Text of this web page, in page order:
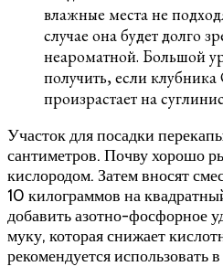
влажные места не
случае она будет долго
неароматной. Большой
получить, если клубника
произрастает на
Участок для посадки
сантиметров. Почву хорошо
кислородом. Затем вносят
10 килограммов на
добавить азотно-фосфорное
муку, которая снижает
рекомендуется использовать